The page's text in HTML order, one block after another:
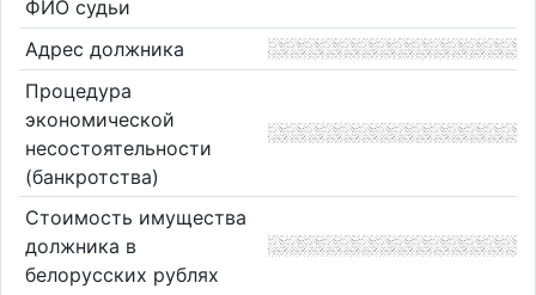
ФИО судьи
Адрес должника
Процедура
экономической
несостоятельности
(банкротства)
Стоимость имущества
должника в
белорусских рублях